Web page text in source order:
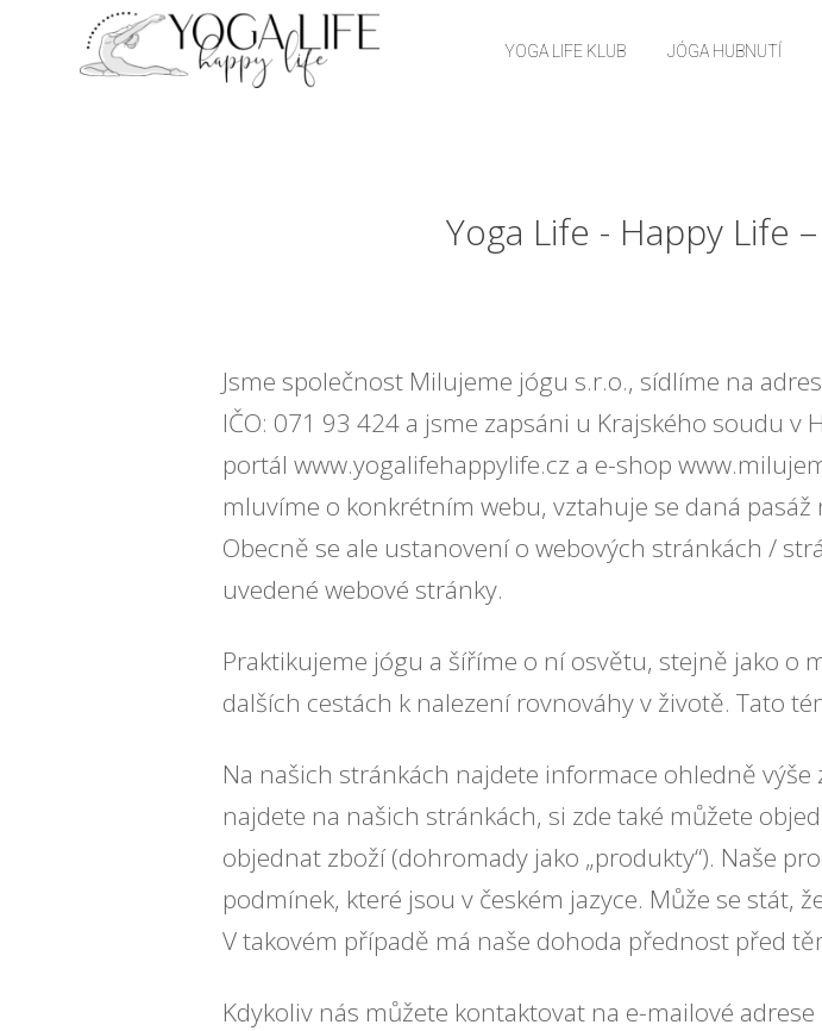
YOGA LIFE KLUB JÓGA HUBNUTÍ
Yoga Life - Happy Life
Jsme společnost Milujeme jógu s.r.o., sídlíme na
IČO: 071 93 424 a jsme zapsáni u Krajského soudu v
portál www.yogalifehappylife.cz a e-shop
mluvíme o konkrétním webu, vztahuje se daná
Obecně se ale ustanovení o webových stránkách /
uvedené webové stránky.
Praktikujeme jógu a šíříme o ní osvětu, stejně jako o
dalších cestách k nalezení rovnováhy v životě. Tato
Na našich stránkách najdete informace ohledně
najdete na našich stránkách, si zde také můžete
objednat zboží (dohromady jako „produkty“). Naše
podmínek, které jsou v českém jazyce. Může se
V takovém případě má naše dohoda přednost před
Kdykoliv nás můžete kontaktovat na e-mailové